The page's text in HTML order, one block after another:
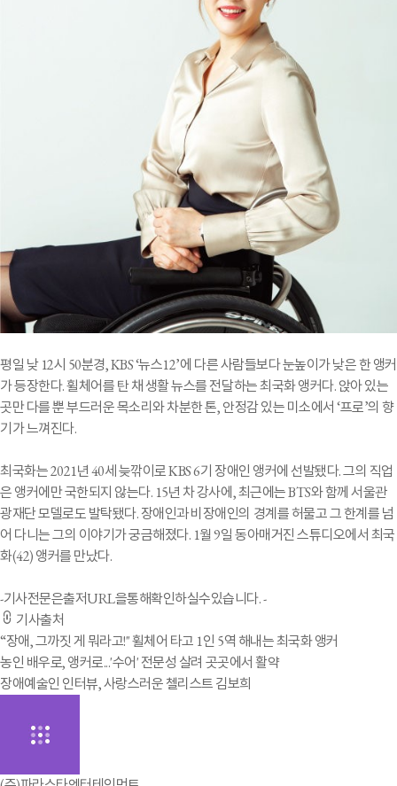
평일 낮 12시 50분경, KBS ‘뉴스12’에 다른 사람들보다 눈높이가 낮은 한 앵커
가 등장한다. 휠체어를 탄 채 생활 뉴스를 전달하는 최국화 앵커다. 앉아 있는
곳만 다를 뿐 부드러운 목소리와 차분한 톤, 안정감 있는 미소에서 ‘프로’의 향
기가 느껴진다.
최국화는 2021년 40세 늦깎이로 KBS 6기 장애인 앵커에 선발됐다. 그의 직업
은 앵커에만 국한되지 않는다. 15년 차 강사에, 최근에는 BTS와 함께 서울관
광재단 모델로도 발탁됐다. 장애인과 비장애인의 경계를 허물고 그 한계를 넘
어 다니는 그의 이야기가 궁금해졌다. 1월 9일 동아매거진 스튜디오에서 최국
화(42) 앵커를 만났다.
-기사전문은출저URL을통해확인하실수있습니다. -
기사출처
“장애, 그까짓 게 뭐라고!" 휠체어 타고 1인 5역 해내는 최국화 앵커
농인 배우로, 앵커로...'수어' 전문성 살려 곳곳에서 활약
장애예술인 인터뷰, 사랑스러운 첼리스트 김보희